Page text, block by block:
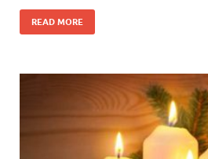
READ MORE